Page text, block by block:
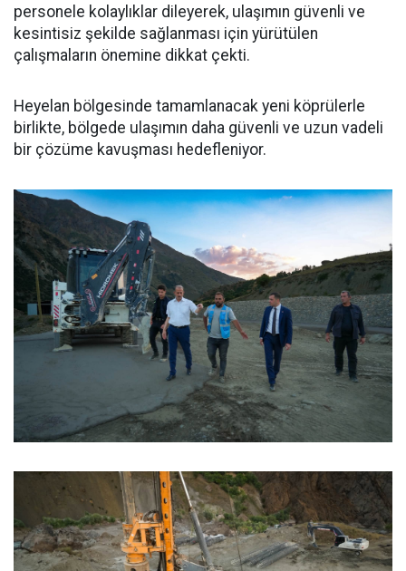
personele kolaylıklar dileyerek, ulaşımın güvenli ve
kesintisiz şekilde sağlanması için yürütülen
çalışmaların önemine dikkat çekti.
Heyelan bölgesinde tamamlanacak yeni köprülerle
birlikte, bölgede ulaşımın daha güvenli ve uzun vadeli
bir çözüme kavuşması hedefleniyor.